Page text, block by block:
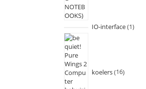
IO-interface 1
koelers 16